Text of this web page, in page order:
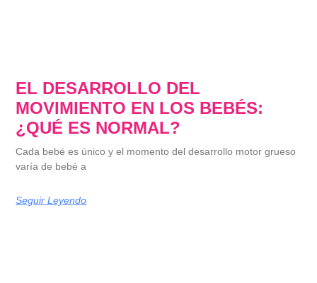
EL DESARROLLO DEL
MOVIMIENTO EN LOS BEBÉS:
¿QUÉ ES NORMAL?
Cada bebé es único y el momento del desarrollo motor grueso
varía de bebé a
Seguir Leyendo